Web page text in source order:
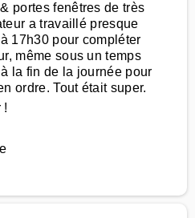
portes fenêtres de très
a travaillé presque
17h30 pour compléter
même sous un temps
la fin de la journée pour
ordre. Tout était super.
!